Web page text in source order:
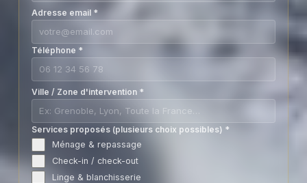
Adresse email *
Téléphone *
Ville / Zone d'intervention *
Services proposés (plusieurs choix possibles) *
Ménage & repassage
Check-in / check-out
Linge & blanchisserie